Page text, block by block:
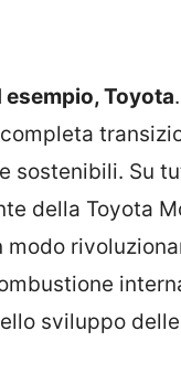
esempio, Toyota
sostenibili. Su
della Toyota
sviluppo